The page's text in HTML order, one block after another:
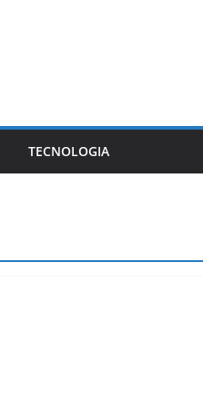
TECNOLOGIA